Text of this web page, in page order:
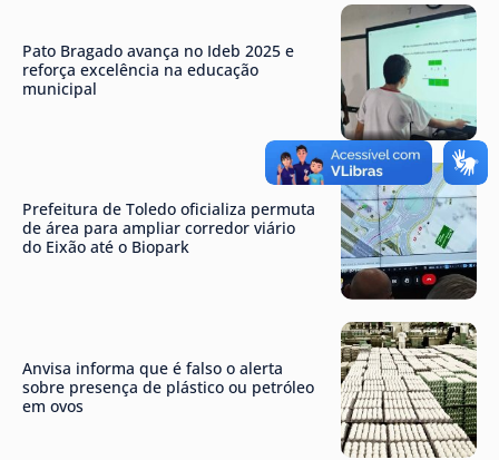
Pato Bragado avança no Ideb 2025 e
reforça excelência na educação
municipal
Prefeitura de Toledo oficializa permuta
de área para ampliar corredor viário
do Eixão até o Biopark
Anvisa informa que é falso o alerta
sobre presença de plástico ou petróleo
em ovos